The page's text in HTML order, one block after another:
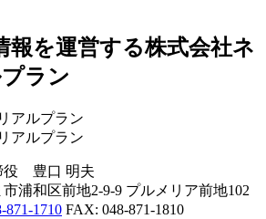
アルプラン
役 豊口 明夫
市浦和区前地2-9-9 プルメリア前地102
871-1710 FAX: 048-871-1810